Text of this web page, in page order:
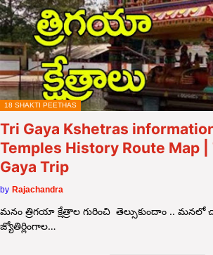
18 SHAKTI PEETHAS
Tri Gaya Kshetras
Temples History Route Map |
Gaya Trip
by Rajachandra
మనం త్రిగయా క్షేత్రాల గురించి తెల్సుకుందాం .. మనలో
జ్యోతిర్లింగాల…